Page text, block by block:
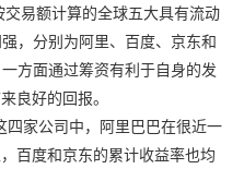
易额计算的全球五大具有流动
，分别为阿里、百度、京东和
方面通过筹资有利于自身的发
良好的回报。
家公司中，阿里巴巴在很近一
百度和京东的累计收益率也均